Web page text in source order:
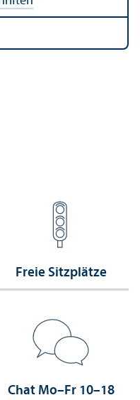
Freie Sitzplätze
Chat Mo–Fr 10–18